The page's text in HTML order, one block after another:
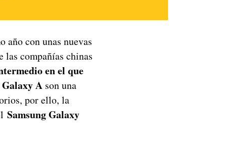
año con unas nuevas
compañías chinas
en el que
A son una
por ello, la
Samsung Galaxy